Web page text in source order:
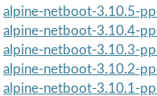
alpine-netboot-3.10.5-
alpine-netboot-3.10.4-
alpine-netboot-3.10.3-
alpine-netboot-3.10.2-
alpine-netboot-3.10.1-